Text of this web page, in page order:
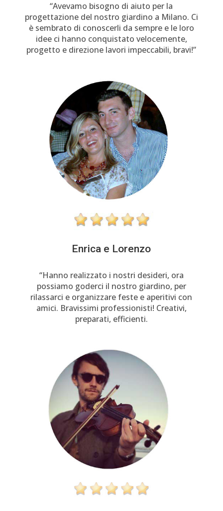
“Avevamo bisogno di aiuto per la
progettazione del nostro giardino a Milano. Ci
è sembrato di conoscerli da sempre e le loro
idee ci hanno conquistato velocemente,
progetto e direzione lavori impeccabili, bravi!”
Enrica e Lorenzo
“Hanno realizzato i nostri desideri, ora
possiamo goderci il nostro giardino, per
rilassarci e organizzare feste e aperitivi con
amici. Bravissimi professionisti! Creativi,
preparati, efficienti.